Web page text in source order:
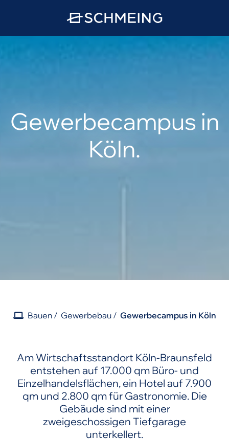
Gewerbecampus in
Köln.
Bauen Gewerbebau Gewerbecampus in Köln
Am Wirtschaftsstandort Köln-Braunsfeld
entstehen auf 17.000 qm Büro- und
Einzelhandelsflächen, ein Hotel auf 7.900
qm und 2.800 qm für Gastronomie. Die
Gebäude sind mit einer
zweigeschossigen Tiefgarage
unterkellert.